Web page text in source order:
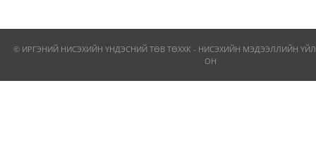
© ИРГЭНИЙ НИСЭХИЙН ҮНДЭСНИЙ ТӨВ ТӨХХК - НИСЭХИЙН МЭДЭЭЛЛИЙН
ОН